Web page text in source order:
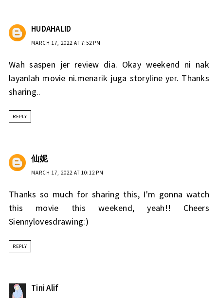
HUDAHALID
MARCH 17, 2022 AT 7:52 PM
Wah saspen jer review dia. Okay weekend ni nak
layanlah movie ni.menarik juga storyline yer. Thanks
sharing..
REPLY
仙妮
MARCH 17, 2022 AT 10:12 PM
Thanks so much for sharing this, I'm gonna watch
this movie this weekend, yeah!! Cheers
Siennylovesdrawing:)
REPLY
Tini Alif